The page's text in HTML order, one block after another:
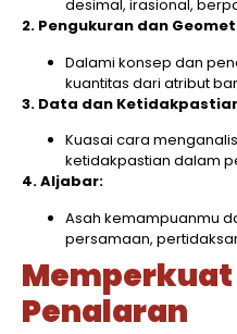
desimal, irasional,
2. Pengukuran dan
Dalami konsep dan
kuantitas dari atribut
3. Data dan
Kuasai cara
ketidakpastian dalam
4. Aljabar:
Asah kemampuanmu
persamaan,
Penalaran